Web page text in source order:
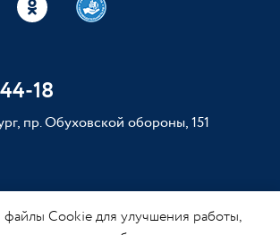
18
пр. Обуховской обороны, 151
Cookie для улучшения работы,